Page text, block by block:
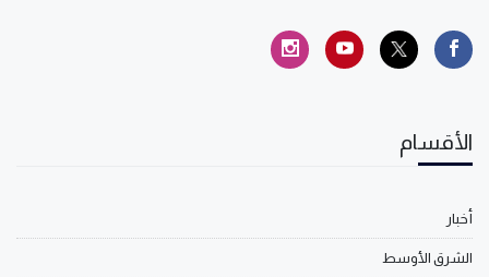
الأقسام
أخبار
الشرق الأوسط